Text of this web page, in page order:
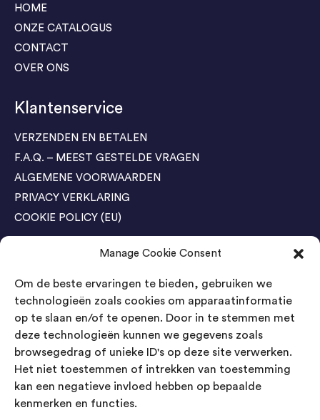
Manage Cookie Consent
Om de beste ervaringen te bieden, gebruiken we
technologieën zoals cookies om apparaatinformatie
op te slaan en/of te openen. Door in te stemmen met
deze technologieën kunnen we gegevens zoals
browsegedrag of unieke ID's op deze site verwerken.
Het niet toestemmen of intrekken van toestemming
kan een negatieve invloed hebben op bepaalde
kenmerken en functies.
HOME
ONZE CATALOGUS
CONTACT
OVER ONS
Klantenservice
VERZENDEN EN BETALEN
F.A.Q. – MEEST GESTELDE VRAGEN
ALGEMENE VOORWAARDEN
PRIVACY VERKLARING
COOKIE POLICY (EU)
Agenda Trade Shows
04-05 November / SVG FAIR Winterswijk
Bestel GRATIS kaarten
24-26 March / IAW Trade Fair - Cologne
Bestel GRATIS kaarten
Contact